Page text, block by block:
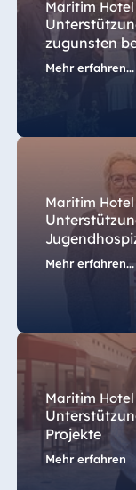
Maritim Hotel
zugunsten
Mehr erfahren...
Maritim
Mehr erfahren...
Maritim
Projekte
Mehr erfahren